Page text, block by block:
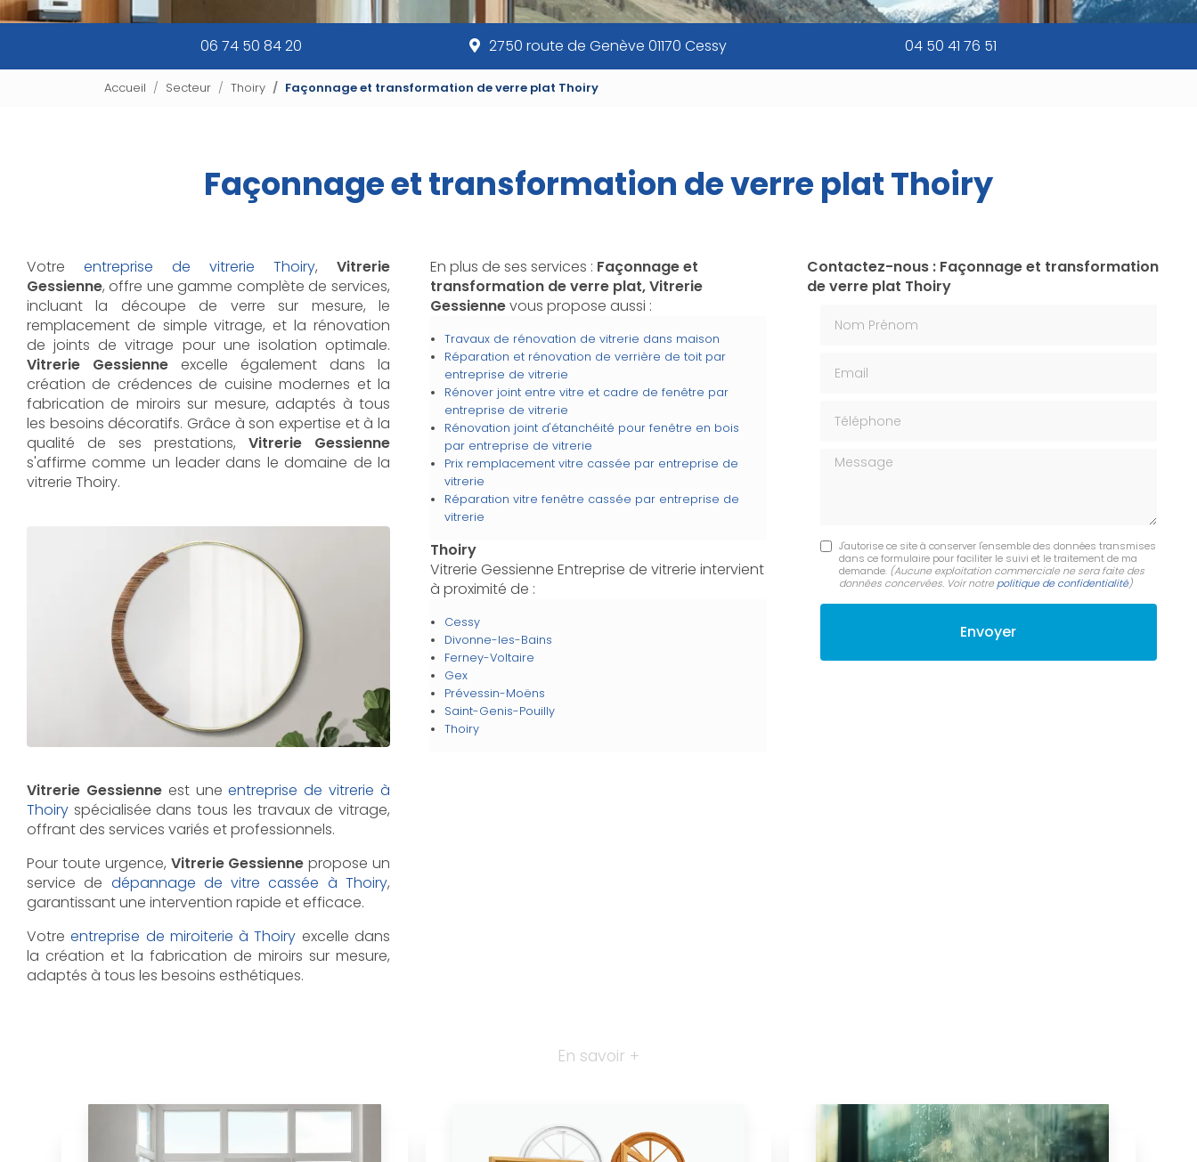
06 74 50 84 20 2750 route de Genève 01170 Cessy 04 50 41 76 51
Accueil Secteur Thoiry Façonnage et transformation de verre plat Thoiry
Façonnage et transformation de verre plat Thoiry
Votre entreprise de vitrerie Thoiry, Vitrerie
Gessienne, offre une gamme complète de services,
incluant la découpe de verre sur mesure, le
remplacement de simple vitrage, et la rénovation
de joints de vitrage pour une isolation optimale.
Vitrerie Gessienne excelle également dans la
création de crédences de cuisine modernes et la
fabrication de miroirs sur mesure, adaptés à tous
les besoins décoratifs. Grâce à son expertise et à la
qualité de ses prestations, Vitrerie Gessienne
s'affirme comme un leader dans le domaine de la
vitrerie Thoiry.
Vitrerie Gessienneest uneentreprise de vitrerie à
Thoiry spécialisée dans tous les travaux de vitrage,
offrant des services variés et professionnels.
Pour toute urgence, Vitrerie Gessienne propose un
service de dépannage de vitre cassée à Thoiry,
garantissant une intervention rapide et efficace.
Votreentreprise de miroiterie à Thoiry excelle dans
la création et la fabrication de miroirs sur mesure,
adaptés à tous les besoins esthétiques.
En plus de ses services : Façonnage et
transformation de verre plat, Vitrerie
Gessiennevous propose aussi :
Travaux de rénovation de vitrerie dans maison
Réparation et rénovation de verrière de toit par
entreprise de vitrerie
Rénover joint entre vitre et cadre de fenêtre par
entreprise de vitrerie
Rénovation joint d'étanchéité pour fenêtre en bois
par entreprise de vitrerie
Prix remplacement vitre cassée par entreprise de
vitrerie
Réparation vitre fenêtre cassée par entreprise de
vitrerie
Thoiry
Vitrerie Gessienne Entreprise de vitrerie intervient
à proximité de :
Cessy
Divonne-les-Bains
Ferney-Voltaire
Gex
Prévessin-Moëns
Saint-Genis-Pouilly
Thoiry
Contactez-nous : Façonnage et transformation
de verre plat Thoiry
Message
J'autorise ce site à conserver l'ensemble des données transmises
dans ce formulaire pour faciliter le suivi et le traitement de ma
demande. (Aucune exploitation commerciale ne sera faite des
données concervées. Voir notrepolitique de confidentialité)
En savoir +